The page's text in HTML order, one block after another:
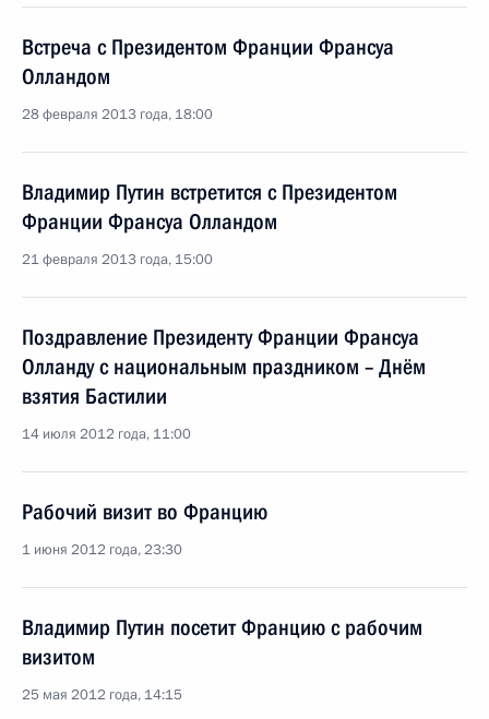
Встреча с Президентом Франции Франсуа
Олландом
28 февраля 2013 года, 18:00
Владимир Путин встретится с Президентом
Франции Франсуа Олландом
21 февраля 2013 года, 15:00
Поздравление Президенту Франции Франсуа
Олланду с национальным праздником – Днём
взятия Бастилии
14 июля 2012 года, 11:00
Рабочий визит во Францию
1 июня 2012 года, 23:30
Владимир Путин посетит Францию с рабочим
визитом
25 мая 2012 года, 14:15